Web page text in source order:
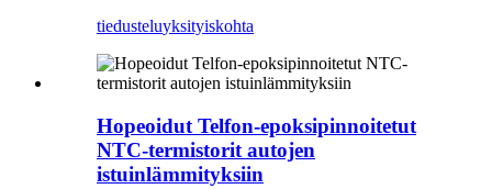
tiedusteluyksityiskohta
Hopeoidut Telfon-epoksipinnoitetut
NTC-termistorit autojen
istuinlämmityksiin